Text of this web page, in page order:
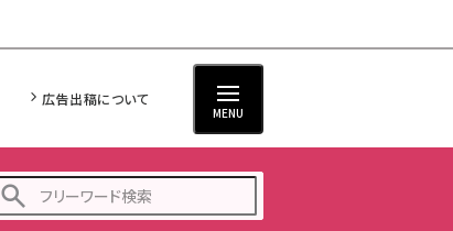
広告出稿について
MENU